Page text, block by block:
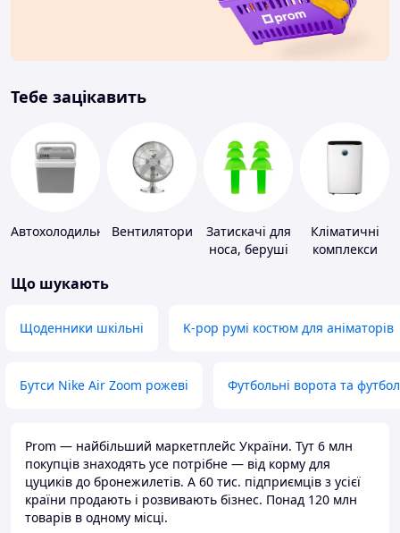
Тебе зацікавить
АвтохолодильникиВентилятори
Затискачі для
носа, беруші
Кліматичні
комплекси
Що шукають
Щоденники шкільні K-pop румі костюм для аніматорів
Бутси Nike Air Zoom рожеві Футбольні ворота та
Prom — найбільший маркетплейс України. Тут 6 млн
покупців знаходять усе потрібне — від корму для
цуциків до бронежилетів. А 60 тис. підприємців з усієї
країни продають і розвивають бізнес. Понад 120 млн
товарів в одному місці.